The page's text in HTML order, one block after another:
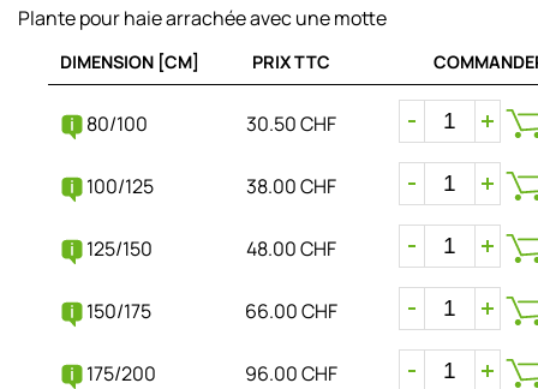
Plante pour haie arrachée avec une motte
DIMENSION [CM] PRIX TTC
80/100 30.50 CHF
100/125 38.00 CHF
125/150 48.00 CHF
150/175 66.00 CHF
175/200 96.00 CHF